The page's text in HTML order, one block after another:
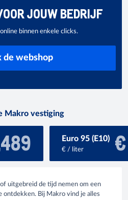
JOUW BEDRIJF
binnen enkele clicks.
de webshop
Makro vestiging
Euro 95 (E10)
€ / liter
uitgebreid de tijd nemen om een
ontdekken. Bij Makro vind je alles